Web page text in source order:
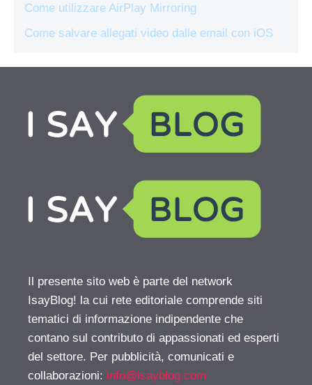
Come utilizzare AirPlay Mirroring
Come salvare allegati video dalle email con iOS
Il presente sito web è parte del network
IsayBlog! la cui rete editoriale comprende siti
tematici di informazione indipendente che
contano sul contributo di appassionati ed esperti
del settore. Per pubblicità, comunicati e
collaborazioni: info@isayblog.com